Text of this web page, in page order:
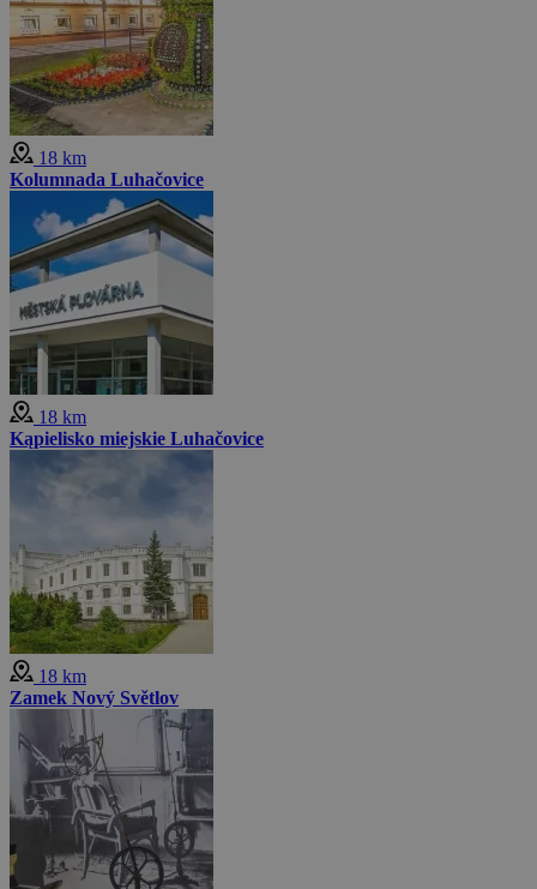
18 km
Kolumnada Luhačovice
18 km
Kąpielisko miejskie Luhačovice
18 km
Zamek Nový Světlov